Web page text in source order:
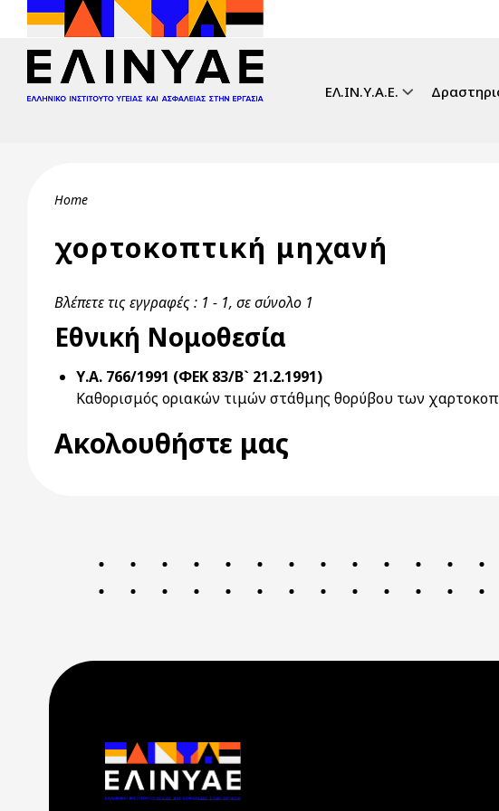
Skip to main content
ΕΛ.ΙΝ.Υ.Α.Ε.
Breadcrumb
Home
χορτοκοπτική μηχανή
Βλέπετε τις εγγραφές : 1 - 1, σε σύνολο 1
Εθνική Νομοθεσία
Υ.Α. 766/1991 (ΦΕΚ 83/Β` 21.2.1991)
Καθορισμός οριακών τιμών στάθμης θορύβου των
Ακολουθήστε μας